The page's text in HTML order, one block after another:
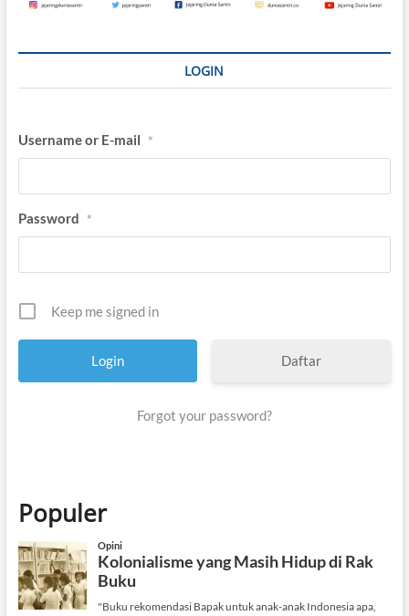
a
a
n
g
LOGIN
Username or E-mail *
Password *
Keep me signed in
Daftar
Forgot your password?
Populer